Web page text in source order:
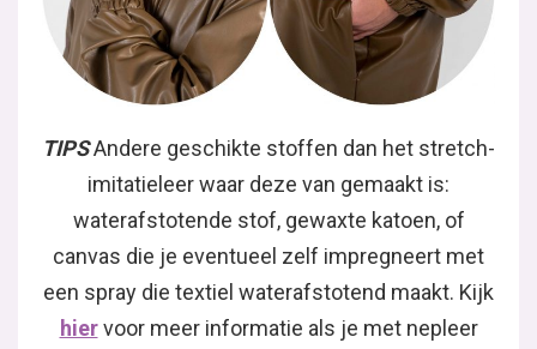
TIPSAndere geschikte stoffen dan het stretch-
imitatieleer waar deze van gemaakt is:
waterafstotende stof, gewaxte katoen, of
canvas die je eventueel zelf impregneert met
een spray die textiel waterafstotend maakt. Kijk
hiervoor meer informatie als je met nepleer